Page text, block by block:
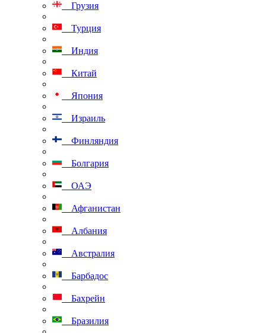
Грузия
Турция
Индия
Китай
Япония
Израиль
Финляндия
Болгария
ОАЭ
Афганистан
Албания
Австралия
Барбадос
Бахрейн
Бразилия